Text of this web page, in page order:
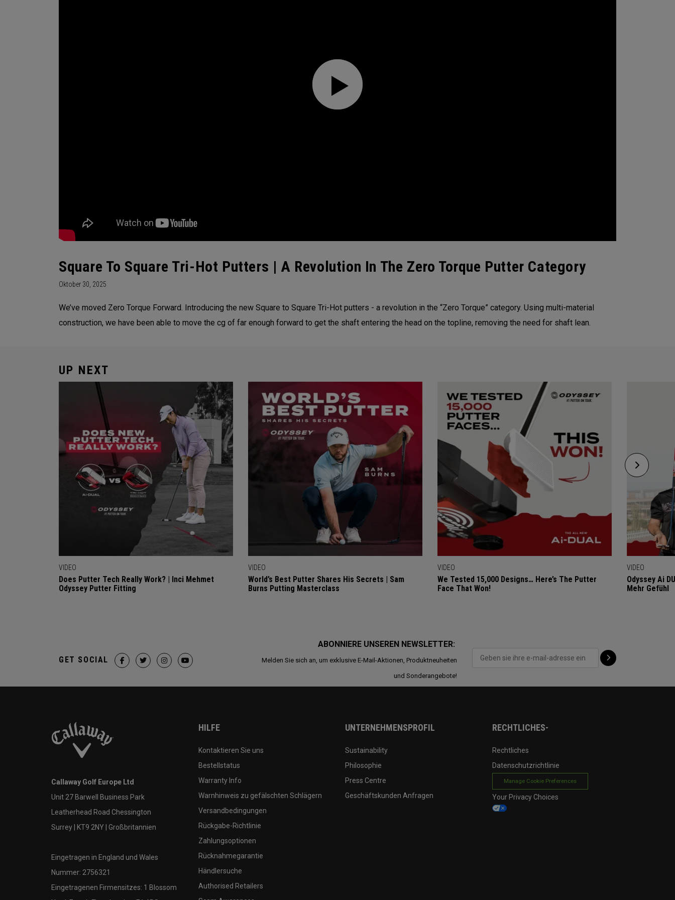
Square To Square Tri-Hot Putters | A Revolution In The Zero Torque Putter Category
Oktober 30, 2025
We’ve moved Zero Torque Forward. Introducing the new Square to Square Tri-Hot putters - a revolution in the “Zero Torque” category. Using multi-material
construction, we have been able to move the cg of far enough forward to get the shaft entering the head on the topline, removing the need for shaft lean.
UP NEXT
VIDEO
Does Putter Tech Really Work? | Inci Mehmet
Odyssey Putter Fitting
VIDEO
World’s Best Putter Shares His Secrets | Sam
Burns Putting Masterclass
VIDEO
We Tested 15,000 Designs… Here’s The Putter
Face That Won!
VIDEO
Odyssey Ai
Mehr Gefühl
ABONNIERE UNSEREN NEWSLETTER:
Melden Sie sich an, um exklusive E-Mail-Aktionen, Produktneuheiten
und Sonderangebote!
GET SOCIAL
Callaway Golf Europe Ltd
Unit 27 Barwell Business Park
Leatherhead Road Chessington
Surrey | KT9 2NY | Großbritannien
Eingetragen in England und Wales
Nummer: 2756321
Eingetragenen Firmensitzes: 1 Blossom
HILFE
Kontaktieren Sie uns
Bestellstatus
Warranty Info
Warnhinweis zu gefälschten Schlägern
Versandbedingungen
Rückgabe-Richtlinie
Zahlungsoptionen
Rücknahmegarantie
Händlersuche
Authorised Retailers
UNTERNEHMENSPROFIL
Sustainability
Philosophie
Press Centre
Geschäftskunden Anfragen
RECHTLICHES-
Rechtliches
Datenschutzrichtlinie
Manage Cookie Preferences
Your Privacy Choices